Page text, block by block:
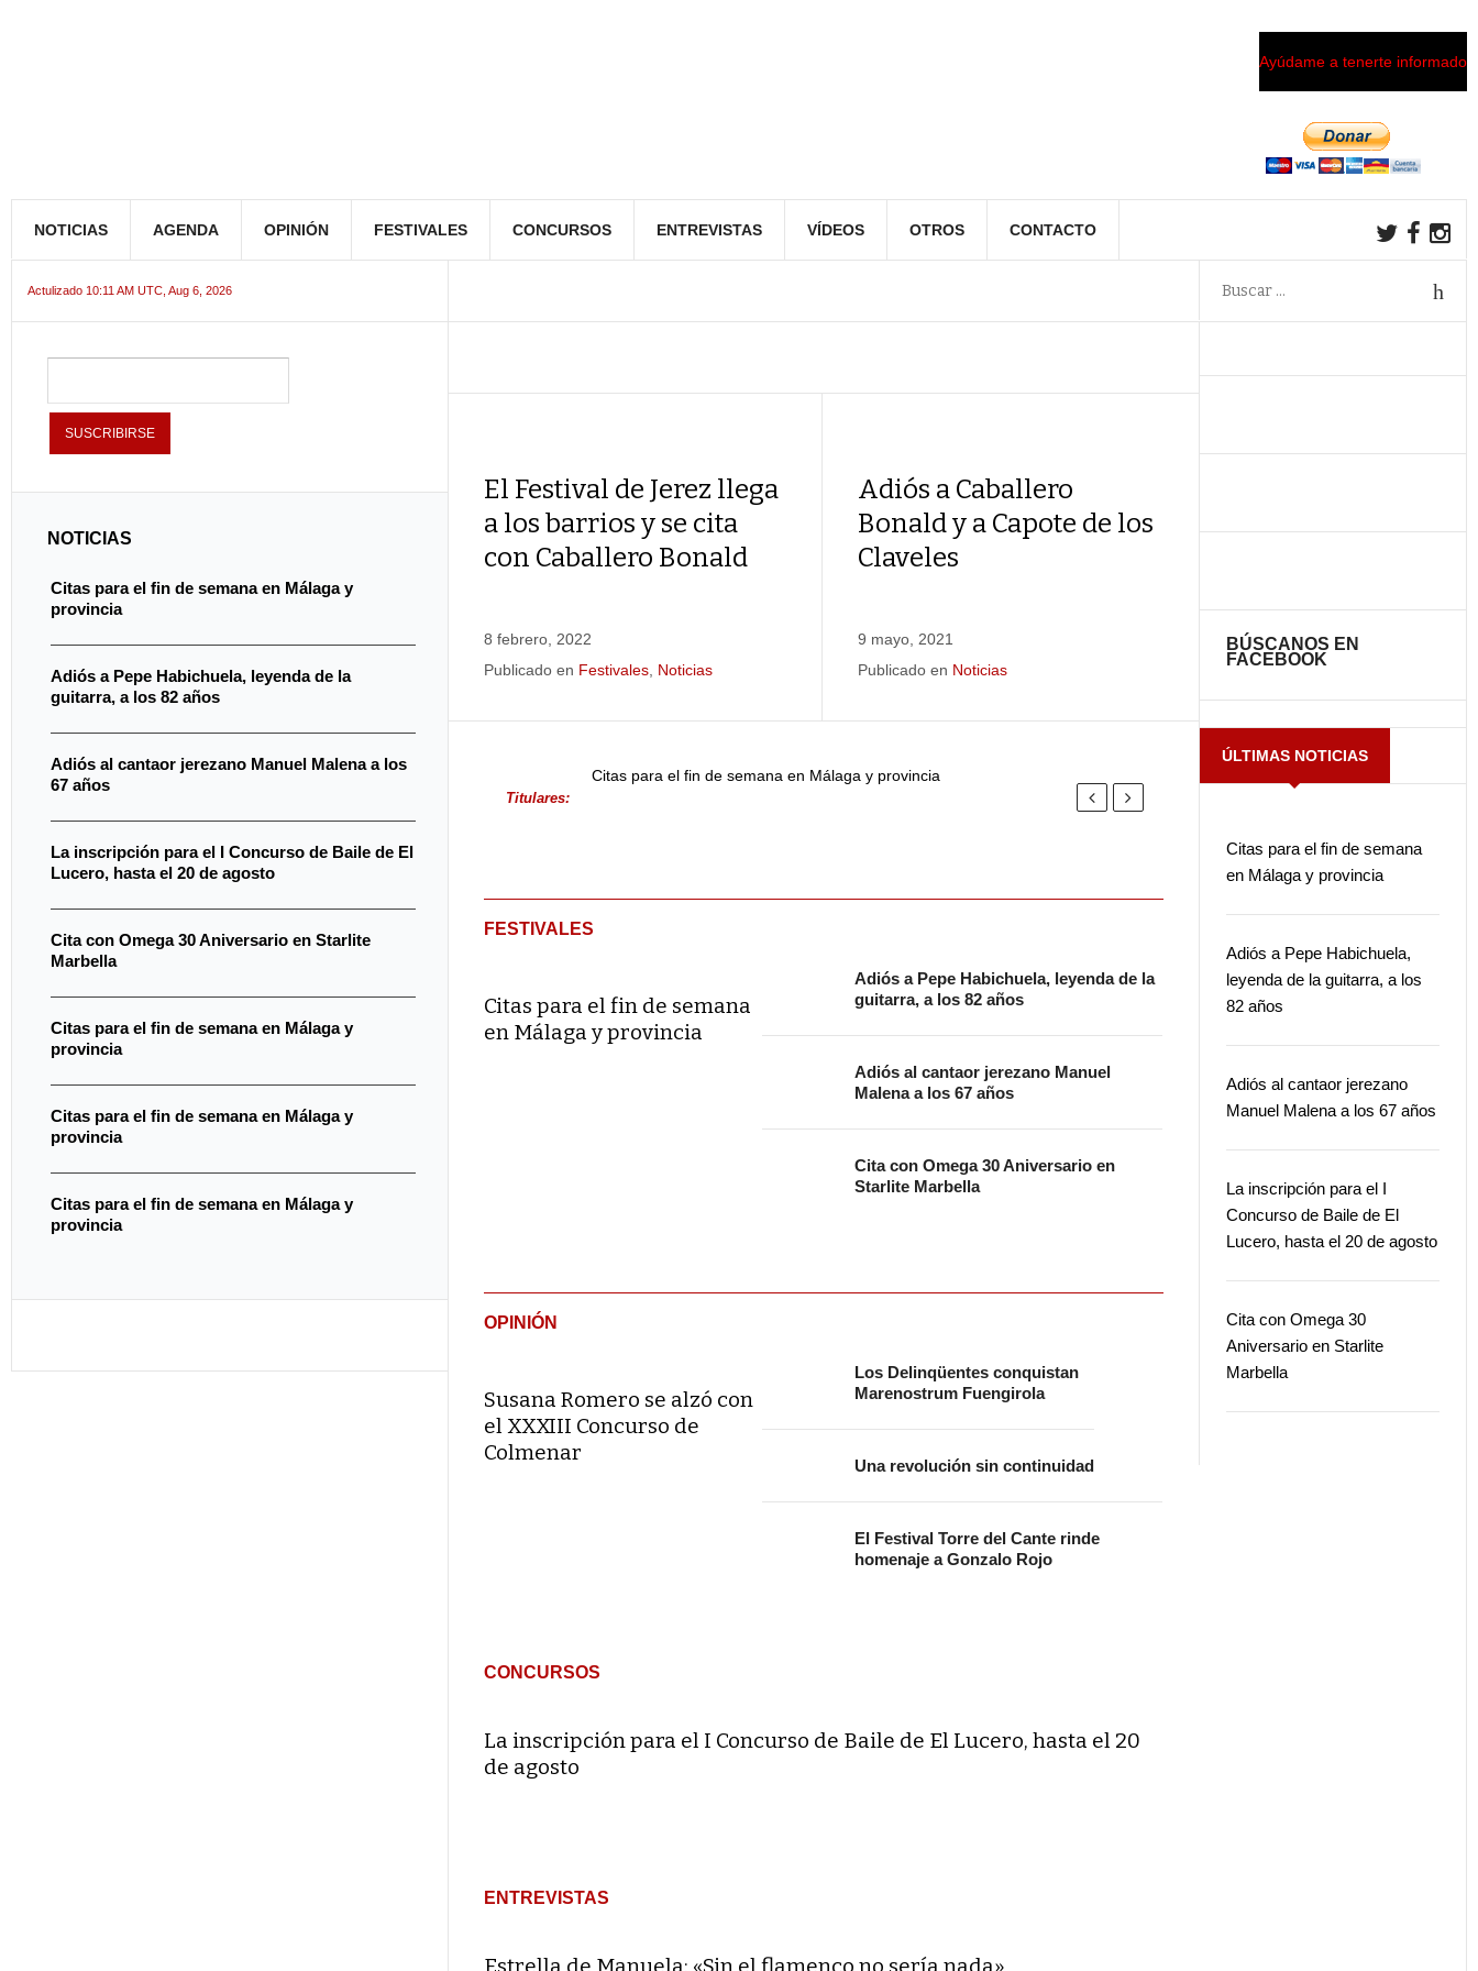
Ayúdame a tenerte informado
NOTICIAS AGENDA OPINIÓN FESTIVALES CONCURSOS ENTREVISTAS VÍDEOS OTROS CONTACTO
Actulizado 10:11 AM UTC, Aug 6, 2026
El Festival de Jerez llega
a los barrios y se cita
con Caballero Bonald
8 febrero, 2022
Publicado en Festivales Noticias
Adiós a Caballero
Bonald y a Capote de los
Claveles
9 mayo, 2021
Publicado en Noticias
Titulares:
Citas para el fin de semana en Málaga y provincia
FESTIVALES
Citas para el fin de semana
en Málaga y provincia
Adiós a Pepe Habichuela, leyenda de la
guitarra, a los 82 años
Adiós al cantaor jerezano Manuel
Malena a los 67 años
Cita con Omega 30 Aniversario en
Starlite Marbella
OPINIÓN
Susana Romero se alzó con
el XXXIII Concurso de
Colmenar
Los Delinqüentes conquistan
Marenostrum Fuengirola
Una revolución sin continuidad
El Festival Torre del Cante rinde
homenaje a Gonzalo Rojo
CONCURSOS
La inscripción para el I Concurso de Baile de El Lucero, hasta el 20
de agosto
ENTREVISTAS
BÚSCANOS EN
FACEBOOK
ÚLTIMAS NOTICIAS
Citas para el fin de semana
en Málaga y provincia
Adiós a Pepe Habichuela,
leyenda de la guitarra, a los
82 años
Adiós al cantaor jerezano
Manuel Malena a los 67 años
La inscripción para el I
Concurso de Baile de El
Lucero, hasta el 20 de agosto
Cita con Omega 30
Aniversario en Starlite
Marbella
NOTICIAS
Citas para el fin de semana en Málaga y
provincia
Adiós a Pepe Habichuela, leyenda de la
guitarra, a los 82 años
Adiós al cantaor jerezano Manuel Malena a los
67 años
La inscripción para el I Concurso de Baile de El
Lucero, hasta el 20 de agosto
Cita con Omega 30 Aniversario en Starlite
Marbella
Citas para el fin de semana en Málaga y
provincia
Citas para el fin de semana en Málaga y
provincia
Citas para el fin de semana en Málaga y
provincia